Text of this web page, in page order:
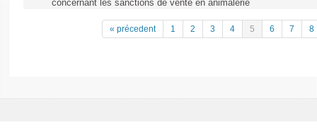
concernant les sanctions de vente en animalerie
« précedent 1 2 3 4 5 6 7 8